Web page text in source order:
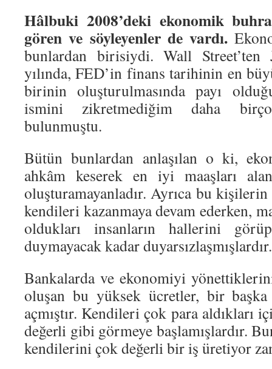
Hâlbuki 2008’deki ekonomik
gören ve söyleyenler de vardı.
bunlardan birisiydi. Wall Street’ten
yılında, FED’in finans tarihinin en
birinin oluşturulmasında payı
ismini zikretmediğim daha
bulunmuştu.
Bütün bunlardan anlaşılan o ki,
ahkâm keserek en iyi maaşları
oluşturamayanladır. Ayrıca bu
kendileri kazanmaya devam ederken,
oldukları insanların hallerini
duymayacak kadar duyarsızlaşmışlardır.
Bankalarda ve ekonomiyi
oluşan bu yüksek ücretler, bir başka
açmıştır. Kendileri çok para aldıkları
değerli gibi görmeye başlamışlardır.
kendilerini çok değerli bir iş üretiyor